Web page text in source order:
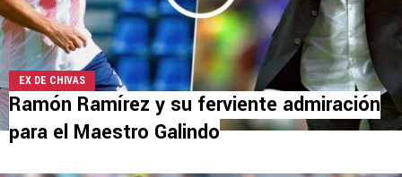
EX DE CHIVAS
Ramón Ramírez y su ferviente admiración
para el Maestro Galindo